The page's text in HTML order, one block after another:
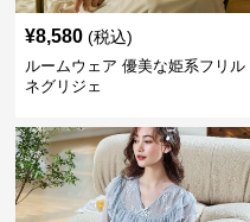
¥8,580 (税込)
ルームウェア 優美な姫系フリル
ネグリジェ